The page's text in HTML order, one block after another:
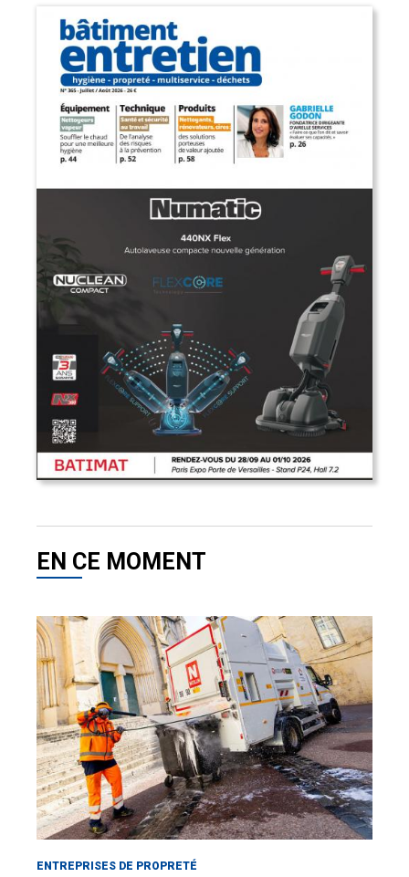
EN CE MOMENT
ENTREPRISES DE PROPRETÉ